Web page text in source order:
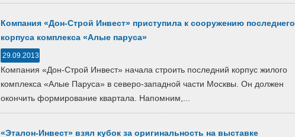
Компания «Дон-Строй Инвест» приступила к сооружению последнего
корпуса комплекса «Алые паруса»
29.09.2013
Компания «Дон-Строй Инвест» начала строить последний корпус жилого
комплекса «Алые Паруса» в северо-западной части Москвы. Он должен
окончить формирование квартала. Напомним,...
«Эталон-Инвест» взял кубок за оригинальность на выставке